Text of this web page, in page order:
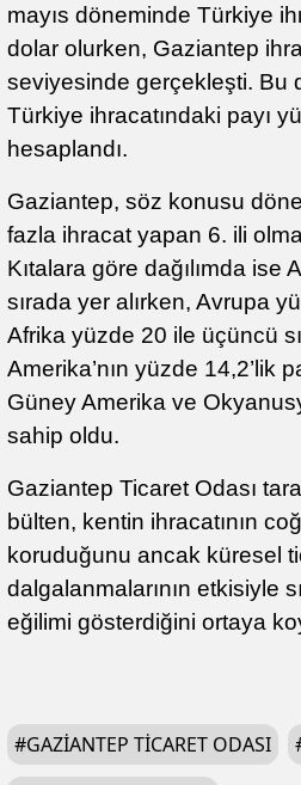
mayıs döneminde Türkiye
dolar olurken, Gaziantep
seviyesinde gerçekleşti. Bu
Türkiye ihracatındaki payı
hesaplandı.
Gaziantep, söz konusu
fazla ihracat yapan 6. ili
Kıtalara göre dağılımda ise
sırada yer alırken, Avrupa
Afrika yüzde 20 ile üçüncü
Amerika’nın yüzde 14,2’lik
Güney Amerika ve
sahip oldu.
Gaziantep Ticaret Odası
bülten, kentin ihracatının
koruduğunu ancak küresel
dalgalanmalarının etkisiyle
eğilimi gösterdiğini ortaya
#GAZIANTEP TICARET ODASI